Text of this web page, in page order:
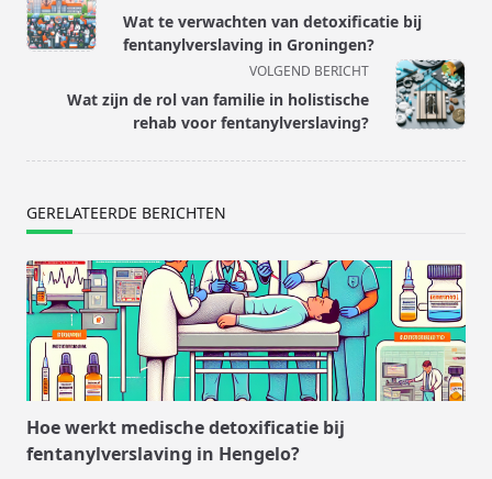
class="nav-
subtitle
reader-
text">Pagina</span>
Wat te verwachten van detoxificatie bij
fentanylverslaving in Groningen?
VOLGEND BERICHT
Wat zijn de rol van familie in holistische
rehab voor fentanylverslaving?
GERELATEERDE BERICHTEN
Hoe werkt medische detoxificatie bij
fentanylverslaving in Hengelo?